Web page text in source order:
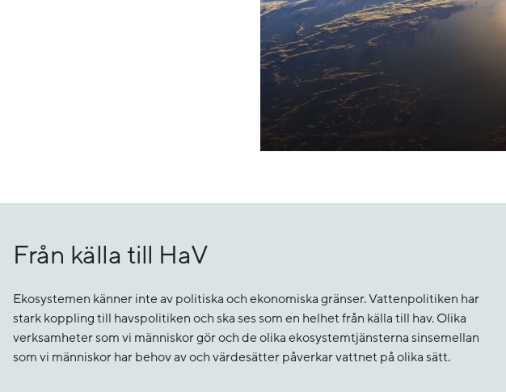
Från källa till HaV
Ekosystemen känner inte av politiska och ekonomiska gränser. Vattenpolitiken har
stark koppling till havspolitiken och ska ses som en helhet från källa till hav. Olika
verksamheter som vi människor gör och de olika ekosystemtjänsterna sinsemellan
som vi människor har behov av och värdesätter påverkar vattnet på olika sätt.